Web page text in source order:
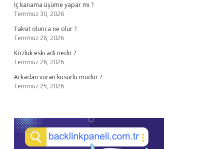
İç kanama üşüme yapar mı ?
Temmuz 30, 2026
Taksit olunca ne olur ?
Temmuz 28, 2026
Kozluk eski adı nedir ?
Temmuz 26, 2026
Arkadan vuran kusurlu mudur ?
Temmuz 25, 2026